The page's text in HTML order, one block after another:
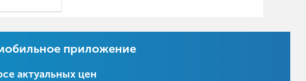
приложение
актуальных цен